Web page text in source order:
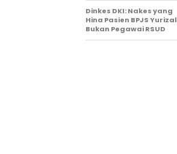
Dinkes DKI: Nakes yang
Hina Pasien BPJS Yurizal
Bukan Pegawai RSUD